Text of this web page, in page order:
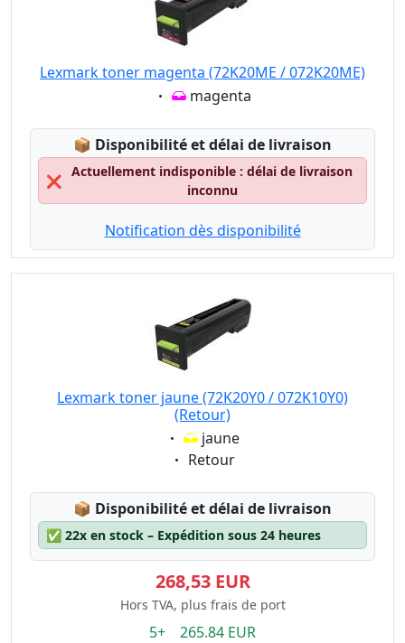
Lexmark toner magenta (72K20ME / 072K20ME)
Eigenschaft:
magenta
📦 Lagerstatus:
Disponibilité et délai de livraison
❌
Actuellement indisponible : délai de livraison
inconnu
Notification dès disponibilité
Lexmark toner jaune (72K20Y0 / 072K10Y0)
(Retour)
Eigenschaft:
jaune
Eigenschaft:
Retour
📦 Lagerstatus:
Disponibilité et délai de livraison
✅ 22x en stock – Expédition sous 24 heures
268,53 EUR
Hors TVA, plus frais de port
5+ 265.84 EUR